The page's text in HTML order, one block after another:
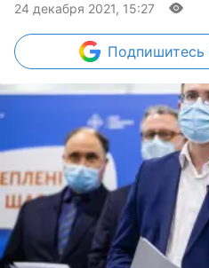
24 декабря 2021, 15:27
Подпишитесь